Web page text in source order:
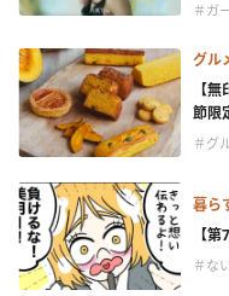
＃ガ
グル
【
節限
＃グ
暮ら
【
＃な